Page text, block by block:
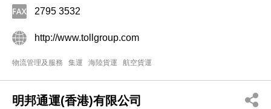
2795 3532
http://www.tollgroup.com
物流管理及服務 集運 海陸貨運 航空貨運
明邦通運(香港)有限公司